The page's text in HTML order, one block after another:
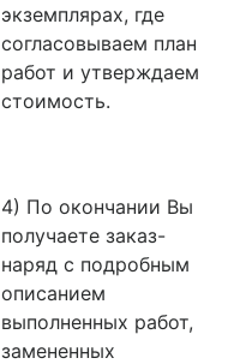
экземплярах, где
согласовываем план
работ и утверждаем
стоимость.
4) По окончании Вы
получаете заказ-
наряд с подробным
описанием
выполненных работ,
замененных